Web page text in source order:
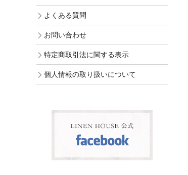
よくある質問
お問い合わせ
特定商取引法に関する表示
個人情報の取り扱いについて